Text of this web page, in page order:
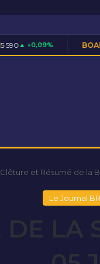
BOAN ▲
et Résumé de la
Le Journal